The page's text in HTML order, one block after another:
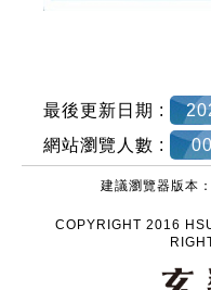
最後更新日期 :
網站瀏覽人數 :
建議瀏覽器版本
COPYRIGHT 2016